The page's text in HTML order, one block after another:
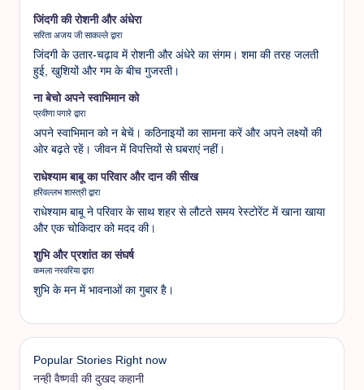
जिंदगी की रोशनी और अंधेरा
सरिता अजय जी साकल्ले द्वारा
जिंदगी के उतार-चढ़ाव में रोशनी और अंधेरे का संगम। शमा की तरह जलती
हुई, खुशियों और गम के बीच गुजरती।
ना बेचो अपने स्वाभिमान को
प्रवीणा पगारे द्वारा
अपने स्वाभिमान को न बेचें। कठिनाइयों का सामना करें और अपने लक्ष्यों की
ओर बढ़ते रहें। जीवन में विपत्तियों से घबराएं नहीं।
राधेश्याम बाबू का परिवार और दान की सीख
हरिवल्लभ शास्त्री द्वारा
राधेश्याम बाबू ने परिवार के साथ शहर से लौटते समय रेस्टोरेंट में खाना खाया
और एक चोकिदार को मदद की।
शुभि और प्रशांत का संघर्ष
कमला नरवरिया द्वारा
शुभि के मन में भावनाओं का गुबार है।
Popular Stories Right now
नन्ही वैष्णवी की दुखद कहानी